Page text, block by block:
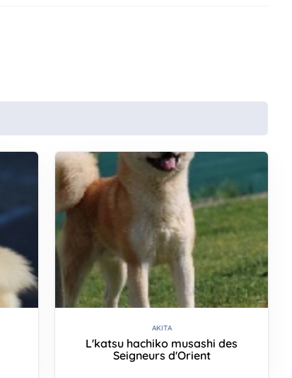
AKITA
L'katsu hachiko musashi des
Seigneurs d'Orient